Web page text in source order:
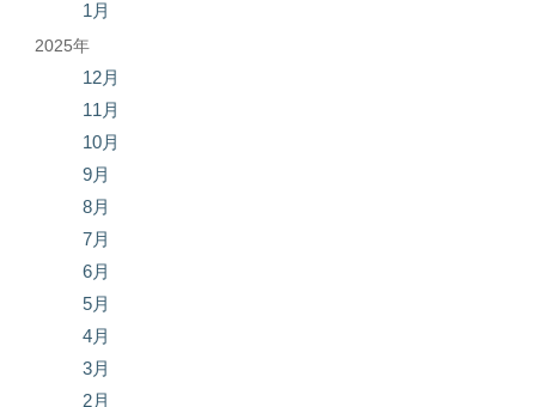
1月
2025年
12月
11月
10月
9月
8月
7月
6月
5月
4月
3月
2月